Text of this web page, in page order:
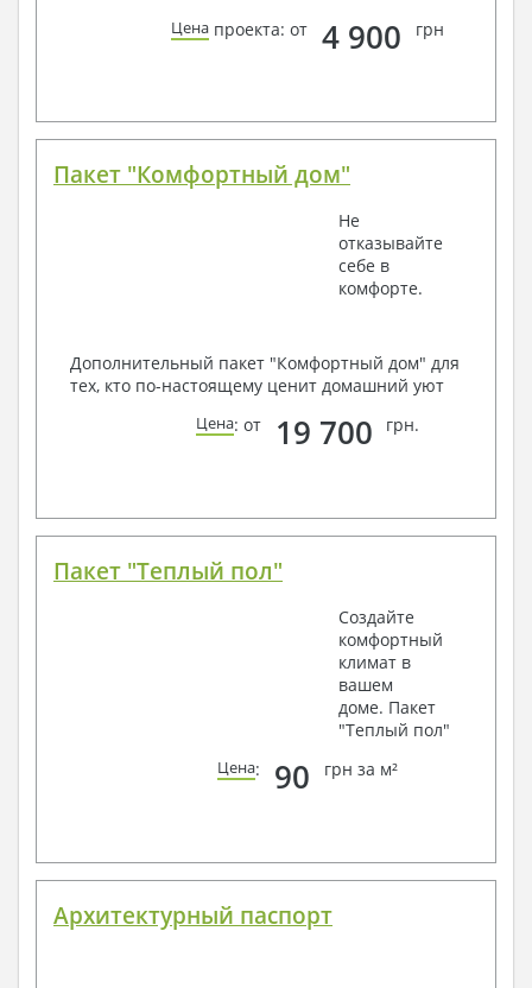
Цена проекта: от 4 900 грн
Пакет "Комфортный дом"
Не
отказывайте
себе в
комфорте.
Дополнительный пакет "Комфортный дом" для
тех, кто по-настоящему ценит домашний уют
Цена: от 19 700 грн.
Пакет "Теплый пол"
Создайте
комфортный
климат в
вашем
доме. Пакет
"Теплый пол"
Цена: 90 грн за м²
Архитектурный паспорт